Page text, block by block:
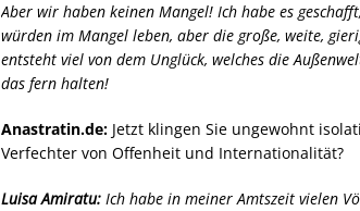
Aber wir haben keinen Mangel! Ich habe es
würden im Mangel leben, aber die große, weite,
entsteht viel von dem Unglück, welches die
das fern halten!
Anastratin.de: Jetzt klingen Sie ungewohnt
Verfechter von Offenheit und Internationalität?
Luisa Amiratu: Ich habe in meiner Amtszeit vielen